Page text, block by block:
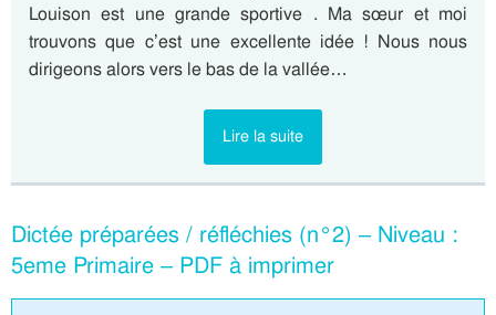
Louison est une grande sportive . Ma sœur et moi
trouvons que c’est une excellente idée ! Nous nous
dirigeons alors vers le bas de la vallée…
Lire la suite
Dictée préparées / réfléchies (n°2) – Niveau :
5eme Primaire – PDF à imprimer